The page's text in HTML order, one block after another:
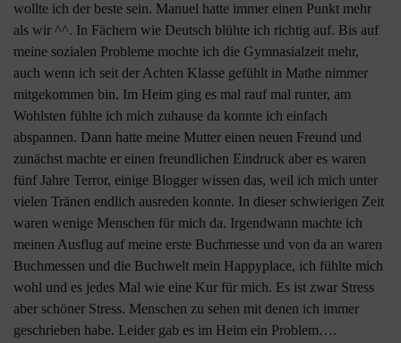
wollte ich der beste sein. Manuel hatte immer einen Punkt mehr
als wir ^^. In Fächern wie Deutsch blühte ich richtig auf. Bis auf
meine sozialen Probleme mochte ich die Gymnasialzeit mehr,
auch wenn ich seit der Achten Klasse gefühlt in Mathe nimmer
mitgekommen bin. Im Heim ging es mal rauf mal runter, am
Wohlsten fühlte ich mich zuhause da konnte ich einfach
abspannen. Dann hatte meine Mutter einen neuen Freund und
zunächst machte er einen freundlichen Eindruck aber es waren
fünf Jahre Terror, einige Blogger wissen das, weil ich mich unter
vielen Tränen endlich ausreden konnte. In dieser schwierigen Zeit
waren wenige Menschen für mich da. Irgendwann machte ich
meinen Ausflug auf meine erste Buchmesse und von da an waren
Buchmessen und die Buchwelt mein Happyplace, ich fühlte mich
wohl und es jedes Mal wie eine Kur für mich. Es ist zwar Stress
aber schöner Stress. Menschen zu sehen mit denen ich immer
geschrieben habe. Leider gab es im Heim ein Problem….